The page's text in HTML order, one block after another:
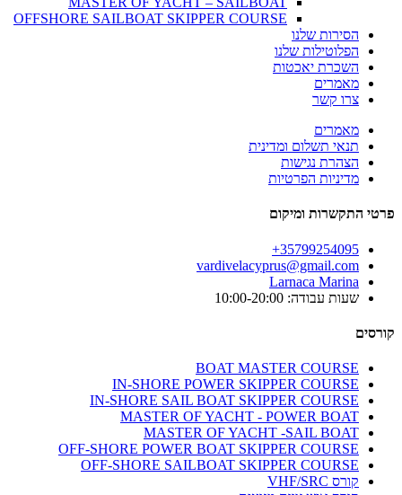
OFFSHORE SAILBOAT SKIPPER COURSE
הסירות שלנו
הפלוטילות שלנו
השכרת יאכטות
מאמרים
צרו קשר
מאמרים
תנאי תשלום ומדינית
הצהרת נגישות
מדיניות הפרטיות
פרטי התקשרות ומיקום
35799254095+
vardivelacyprus@gmail.com
Larnaca Marina
שעות עבודה: 10:00-20:00
קורסים
BOAT MASTER COURSE
IN-SHORE POWER SKIPPER COURSE
IN-SHORE SAIL BOAT SKIPPER COURSE
MASTER OF YACHT - POWER BOAT
MASTER OF YACHT -SAIL BOAT
OFF-SHORE POWER BOAT SKIPPER COURSE
OFF-SHORE SAILBOAT SKIPPER COURSE
קורס VHF/SRC